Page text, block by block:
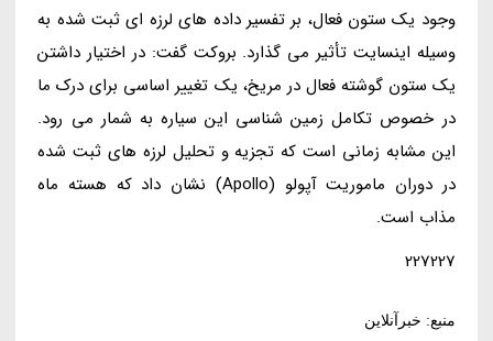
وجود یک ستون فعال، بر تفسیر داده های لرزه ای ثبت شده به
وسیله اینسایت تأثیر می گذارد. بروکت گفت: در اختیار داشتن
یک ستون گوشته فعال در مریخ، یک تغییر اساسی برای درک ما
در خصوص تکامل زمین شناسی این سیاره به شمار می رود.
این مشابه زمانی است که تجزیه و تحلیل لرزه های ثبت شده
در دوران ماموریت آپولو (Apollo) نشان داد که هسته ماه
مذاب است.
227227
منبع: خبرآنلاین